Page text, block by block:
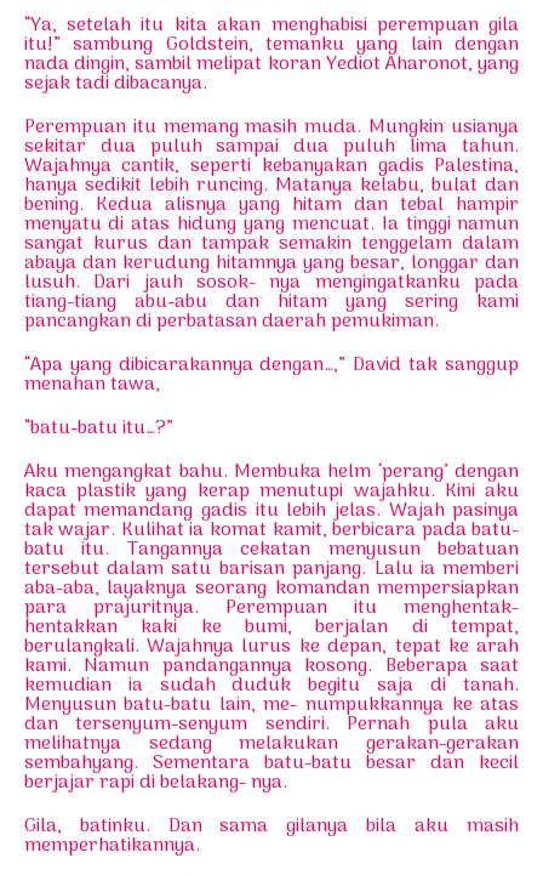
“Ya, setelah itu kita akan menghabisi perempuan gila
itu!” sambung Goldstein, temanku yang lain dengan
nada dingin, sambil melipat koran Yediot Aharonot, yang
sejak tadi dibacanya.
Perempuan itu memang masih muda. Mungkin usianya
sekitar dua puluh sampai dua puluh lima tahun.
Wajahnya cantik, seperti kebanyakan gadis Palestina,
hanya sedikit lebih runcing. Matanya kelabu, bulat dan
bening. Kedua alisnya yang hitam dan tebal hampir
menyatu di atas hidung yang mencuat. Ia tinggi namun
sangat kurus dan tampak semakin tenggelam dalam
abaya dan kerudung hitamnya yang besar, longgar dan
lusuh. Dari jauh sosok- nya mengingatkanku pada
tiang-tiang abu-abu dan hitam yang sering kami
pancangkan di perbatasan daerah pemukiman.
“Apa yang dibicarakannya dengan…,” David tak sanggup
menahan tawa,
“batu-batu itu…?”
Aku mengangkat bahu. Membuka helm ‘perang’ dengan
kaca plastik yang kerap menutupi wajahku. Kini aku
dapat memandang gadis itu lebih jelas. Wajah pasinya
tak wajar. Kulihat ia komat kamit, berbicara pada batu-
batu itu. Tangannya cekatan menyusun bebatuan
tersebut dalam satu barisan panjang. Lalu ia memberi
aba-aba, layaknya seorang komandan mempersiapkan
para prajuritnya. Perempuan itu menghentak-
hentakkan kaki ke bumi, berjalan di tempat,
berulangkali. Wajahnya lurus ke depan, tepat ke arah
kami. Namun pandangannya kosong. Beberapa saat
kemudian ia sudah duduk begitu saja di tanah.
Menyusun batu-batu lain, me- numpukkannya ke atas
dan tersenyum-senyum sendiri. Pernah pula aku
melihatnya sedang melakukan gerakan-gerakan
sembahyang. Sementara batu-batu besar dan kecil
berjajar rapi di belakang- nya.
Gila, batinku. Dan sama gilanya bila aku masih
memperhatikannya.